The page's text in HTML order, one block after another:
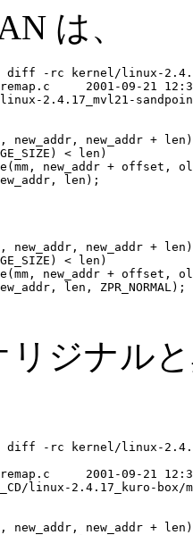
は、
-rc kernel/linux-2.4.17/
2001-09-21
2.4.17_mvl21-
new_addr, new_addr +
< len)
new_addr + offset,
len);
new_addr, new_addr +
< len)
new_addr + offset,
len, ZPR_NORMAL);
リジナル
-rc kernel/linux-2.4.17/
2001-09-21
linux-2.4.17_kuro-box/
new_addr, new_addr +